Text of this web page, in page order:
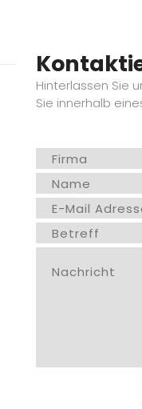
Hinterlassen Sie
Sie innerhalb